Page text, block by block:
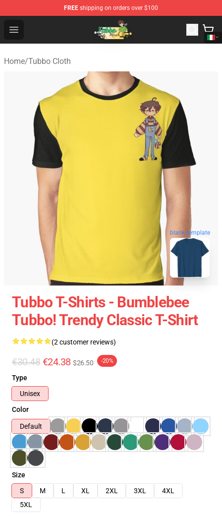
FREE shipping on orders over $100
Open menu
Tubbo Store - Official Tubbo Merchandise Shop
Home/Tubbo Cloth
blank template
Tubbo T-Shirts - Bumblebee
Tubbo! Trendy Classic T-Shirt
(2 customer reviews)
€30.48 €24.38 $26.50 -20%
Type
Unisex
Color
Default
Size
S
M L XL 2XL 3XL
4XL
5XL